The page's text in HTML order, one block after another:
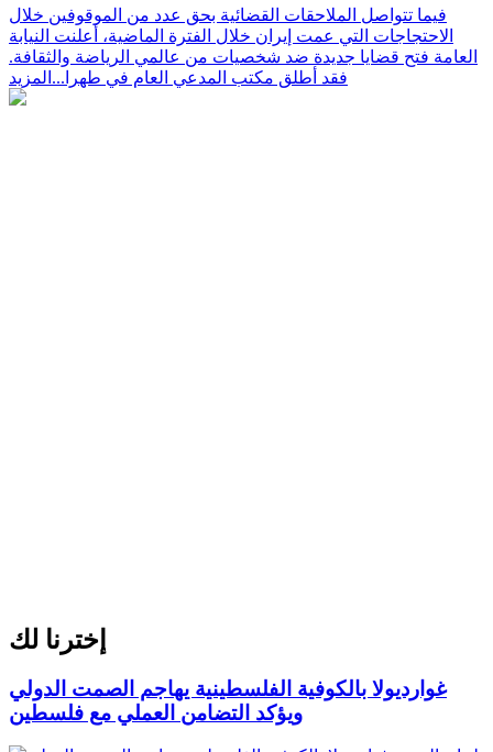
فيما تتواصل الملاحقات القضائية بحق عدد من الموقوفين خلال
الاحتجاجات التي عمت إيران خلال الفترة الماضية، أعلنت النيابة
العامة فتح قضايا جديدة ضد شخصيات من عالمي الرياضة والثقافة.
فقد أطلق مكتب المدعي العام في طهرا... المزيد
إخترنا لك
غوارديولا بالكوفية الفلسطينية يهاجم الصمت الدولي
ويؤكد التضامن العملي مع فلسطين